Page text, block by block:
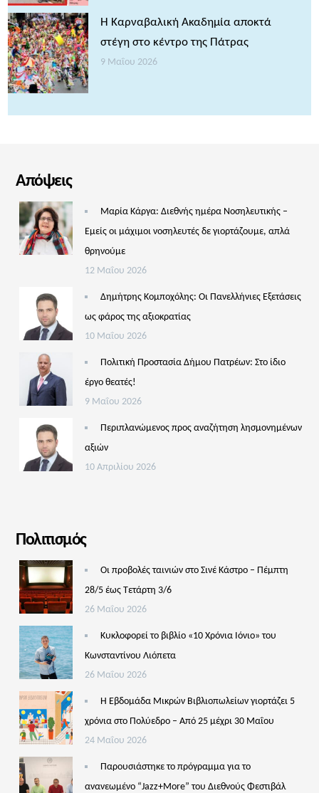
Η Καρναβαλική Ακαδημία αποκτά
στέγη στο κέντρο της Πάτρας
9 Μαΐου 2026
Απόψεις
Μαρία Κάργα: Διεθνής ημέρα Νοσηλευτικής –
Εμείς οι μάχιμοι νοσηλευτές δε γιορτάζουμε, απλά
θρηνούμε
12 Μαΐου 2026
Δημήτρης Κομποχόλης: Οι Πανελλήνιες Εξετάσεις
ως φάρος της αξιοκρατίας
10 Μαΐου 2026
Πολιτική Προστασία Δήμου Πατρέων: Στο ίδιο
έργο θεατές!
9 Μαΐου 2026
Περιπλανώμενος προς αναζήτηση λησμονημένων
αξιών
10 Απριλίου 2026
Πολιτισμός
Οι προβολές ταινιών στο Σινέ Κάστρο – Πέμπτη
28/5 έως Τετάρτη 3/6
26 Μαΐου 2026
Κυκλοφορεί το βιβλίο «10 Χρόνια Ιόνιο» του
Κωνσταντίνου Λιόπετα
26 Μαΐου 2026
Η Εβδομάδα Μικρών Βιβλιοπωλείων γιορτάζει 5
χρόνια στο Πολύεδρο – Από 25 μέχρι 30 Μαΐου
24 Μαΐου 2026
Παρουσιάστηκε το πρόγραμμα για το
ανανεωμένο “Jazz+More” του Διεθνούς Φεστιβάλ